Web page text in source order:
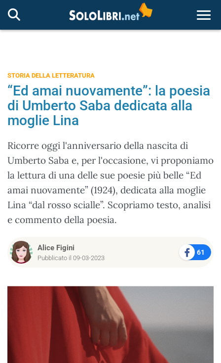
STORIA DELLA LETTERATURA
“Ed amai nuovamente”: la poesia
di Umberto Saba dedicata alla
moglie Lina
Ricorre oggi l'anniversario della nascita di
Umberto Saba e, per l'occasione, vi proponiamo
la lettura di una delle sue poesie più belle “Ed
amai nuovamente” (1924), dedicata alla moglie
Lina “dal rosso scialle”. Scopriamo testo, analisi
e commento della poesia.
Alice Figini
Pubblicato il 09-03-2023
61